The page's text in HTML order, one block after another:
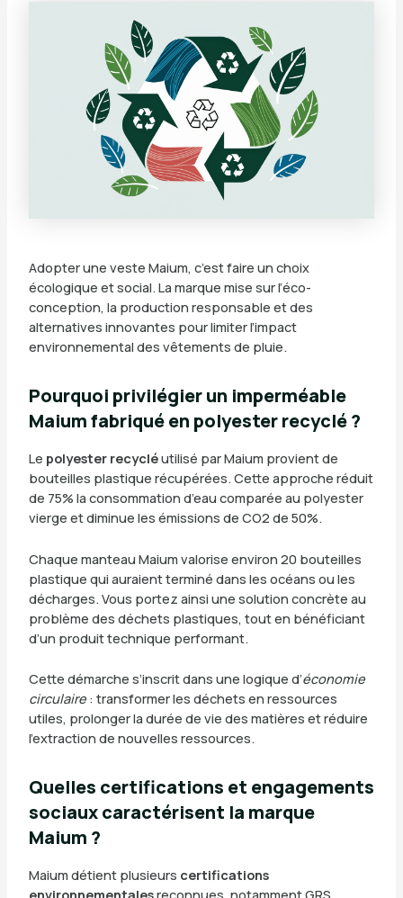
Adopter une veste Maium, c’est faire un choix
écologique et social. La marque mise sur l’éco-
conception, la production responsable et des
alternatives innovantes pour limiter l’impact
environnemental des vêtements de pluie.
Pourquoi privilégier un imperméable
Maium fabriqué en polyester recyclé ?
Le polyester recycléutilisé par Maium provient de
bouteilles plastique récupérées. Cette approche réduit
de 75% la consommation d’eau comparée au polyester
vierge et diminue les émissions de CO2 de 50%.
Chaque manteau Maium valorise environ 20 bouteilles
plastique qui auraient terminé dans les océans ou les
décharges. Vous portez ainsi une solution concrète au
problème des déchets plastiques, tout en bénéficiant
d’un produit technique performant.
Cette démarche s’inscrit dans une logique d’économie
circulaire: transformer les déchets en ressources
utiles, prolonger la durée de vie des matières et réduire
l’extraction de nouvelles ressources.
Quelles certifications et engagements
sociaux caractérisent la marque
Maium ?
Maium détient plusieurs certifications